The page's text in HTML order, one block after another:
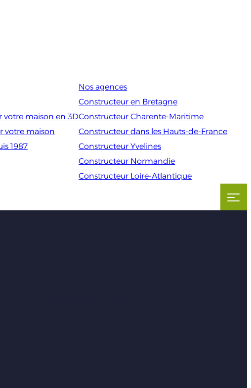
votre maison en 3D
votre maison
1987
Nos agences
Constructeur en Bretagne
Constructeur Charente-Maritime
Constructeur dans les Hauts-de-France
Constructeur Yvelines
Constructeur Normandie
Constructeur Loire-Atlantique